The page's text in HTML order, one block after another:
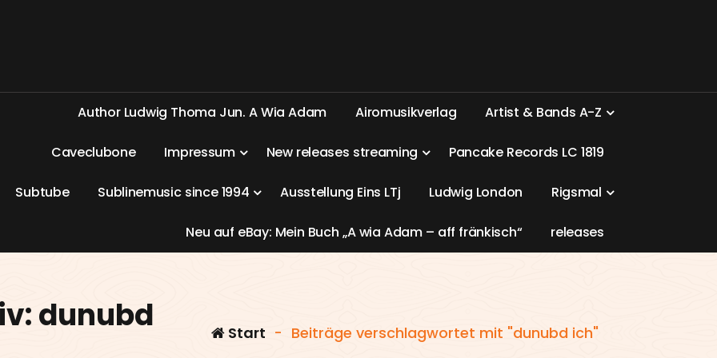
Author Ludwig Thoma Jun. AWia Adam Airomusikverlag Artist & Bands A-Z
Caveclubone Impressum New releases streaming Pancake Records LC 1819
Subtube Sublinemusic since1994 Ausstellung Eins LTj Ludwig London Rigsmal
Neu auf eBay: Mein Buch „Awia Adam – aff fränkisch“ releases
dunubd
Start - Beiträge verschlagwortet mit "dunubd ich"